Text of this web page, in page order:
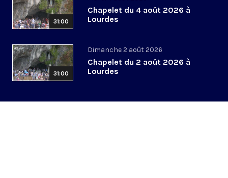
31:00
Chapelet du 4 août 2026 à
Lourdes
31:00
Dimanche 2 août 2026
Chapelet du 2 août 2026 à
Lourdes